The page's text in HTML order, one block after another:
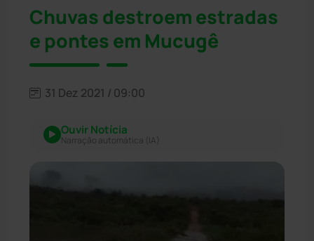
Chuvas destroem estradas
e pontes em Mucugê
31 Dez 2021 / 09:00
Ouvir Notícia
Narração automática (IA)